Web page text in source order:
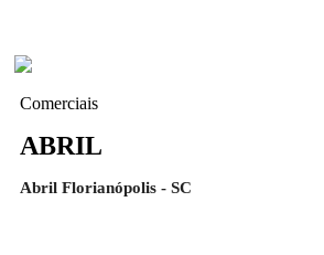
Comerciais
ABRIL
Abril Florianópolis - SC